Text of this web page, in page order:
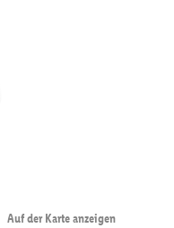
Auf der Karte anzeigen